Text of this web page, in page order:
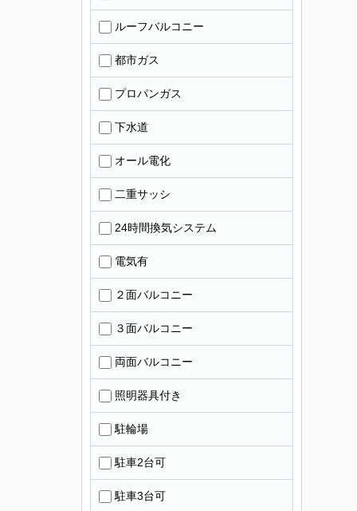
ルーフバルコニー
都市ガス
プロパンガス
下水道
オール電化
二重サッシ
24時間換気システム
電気有
２面バルコニー
３面バルコニー
両面バルコニー
照明器具付き
駐輪場
駐車2台可
駐車3台可